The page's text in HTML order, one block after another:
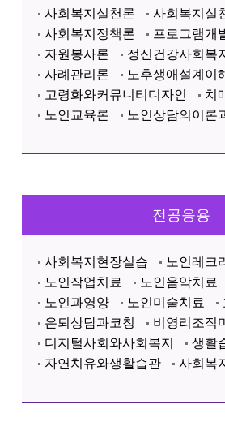
사회복지실천론
사회복지실
사회복지정책론
프로그램개
자원봉사론
정신건강사회복
사례관리론
노후생애설계이
고령화와커뮤니티디자인
치
노인교육론
노인상담의이론
전공응용
사회복지현장실습
노인레크
노인작업치료
노인음악치료
노인과영양
노인미술치료
은퇴상담과코칭
비영리조직
디지털사회와사회복지
생활
자연치유와생활습관
사회복